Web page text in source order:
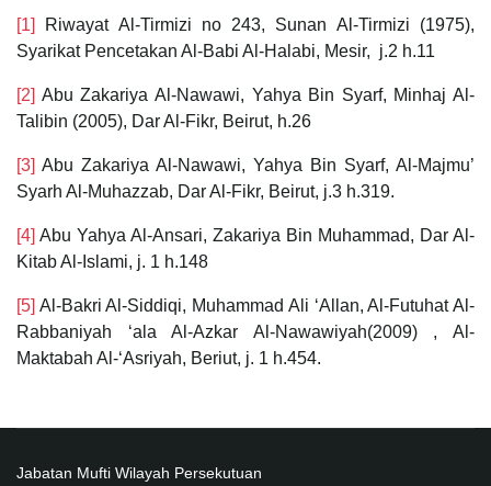
[1]
Riwayat Al-Tirmizi no 243, Sunan Al-Tirmizi (1975),
Syarikat Pencetakan Al-Babi Al-Halabi, Mesir, j.2 h.11
[2] Abu Zakariya Al-Nawawi, Yahya Bin Syarf, Minhaj Al-
Talibin (2005), Dar Al-Fikr, Beirut, h.26
[3] Abu Zakariya Al-Nawawi, Yahya Bin Syarf, Al-Majmu’
Syarh Al-Muhazzab, Dar Al-Fikr, Beirut, j.3 h.319.
[4] Abu Yahya Al-Ansari, Zakariya Bin Muhammad, Dar Al-
Kitab Al-Islami, j. 1 h.148
[5] Al-Bakri Al-Siddiqi, Muhammad Ali ‘Allan, Al-Futuhat Al-
Rabbaniyah ‘ala Al-Azkar Al-Nawawiyah(2009) , Al-
Maktabah Al-‘Asriyah, Beriut, j. 1 h.454.
Jabatan Mufti Wilayah Persekutuan